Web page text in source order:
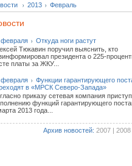
2013 Февраль
Откуда ноги растут
Тюкавин поручил выяснить, кто
президента о 225-
платы за ЖКУ...
Функции гарантирующего
в «МРСК Северо-Запада»
приказу сетевая компания
функций гарантирующего
2013 года...
Архив новостей: 2007 | 2008